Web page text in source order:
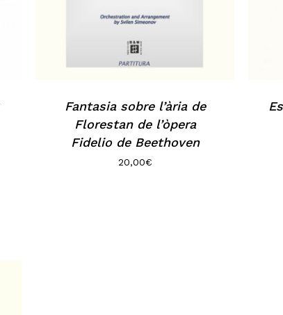
Fantasia sobre l’ària de
Florestan de l’òpera
Fidelio de Beethoven
20,00€